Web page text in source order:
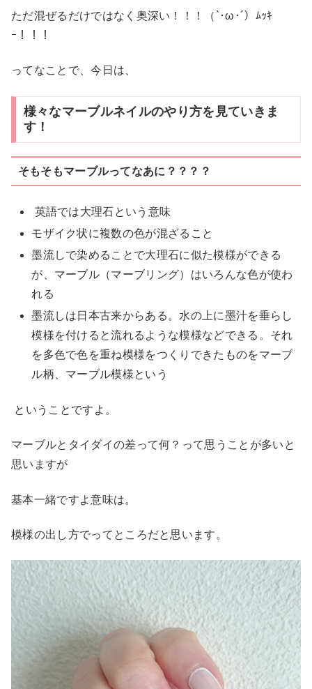
ただ混ぜるだけではなく奥深い！！！（`･ω･´）ﾑｯｷ
ｰ！！！
ってなことで、今日は、
様々なマーブルネイルのやり方を見ていきま
す！
そもそもマーブルってなあに？？？？
英語では大理石という意味
モザイク状に複数の色が混ざること
墨流しで染めることで大理石に似た模様ができる
が、マーブル（マーブリング）はいろんな色が使わ
れる
墨流しは日本古来からある。水の上に墨汁を垂らし
模様を付けると流れるような模様などできる。それ
を多色で色を重ね模様をつくりできたものをマーブ
ル柄、マーブル模様という
ということですよ。
マーブルとタイダイの差って何？って思うことが多いと
思いますが
基本一緒ですよ意味は。
模様の出し方でってところだと思います。